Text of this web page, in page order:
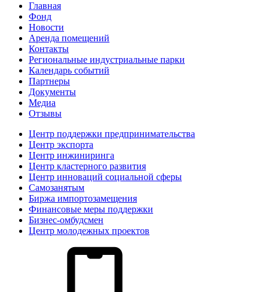
Главная
Фонд
Новости
Аренда помещений
Контакты
Региональные индустриальные парки
Календарь событий
Партнеры
Документы
Медиа
Отзывы
Центр поддержки предпринимательства
Центр экспорта
Центр инжиниринга
Центр кластерного развития
Центр инноваций социальной сферы
Cамозанятым
Биржа импортозамещения
Финансовые меры поддержки
Бизнес-омбудсмен
Центр молодежных проектов